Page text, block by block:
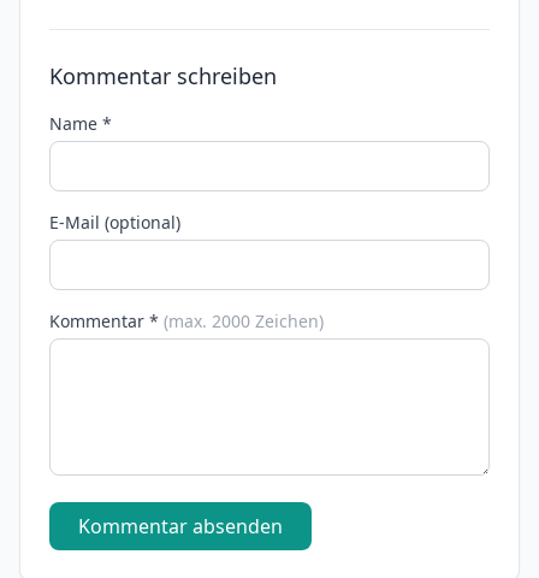
Kommentar schreiben
Name *
E-Mail (optional)
Kommentar * (max. 2000 Zeichen)
Kommentar absenden